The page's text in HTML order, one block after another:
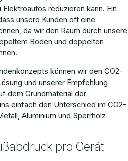
reduzieren kann. Ein
unsere Kunden oft eine
da wir den Raum durch unsere
Boden und doppelten
können wir den CO2-
und unserer Empfehlung
dem Grundmaterial der
einfach den Unterschied im CO2-
Aluminium und Sperrholz
pro Gerät